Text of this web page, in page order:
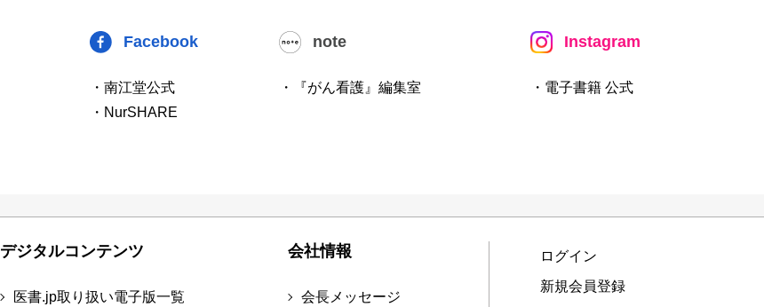
Facebook
・南江堂公式
・NurSHARE
note
・『がん看護』編集室
Instagram
・電子書籍 公式
デジタルコンテンツ
医書.jp取り扱い電子版一覧
会社情報
会長メッセージ
ログイン
新規会員登録